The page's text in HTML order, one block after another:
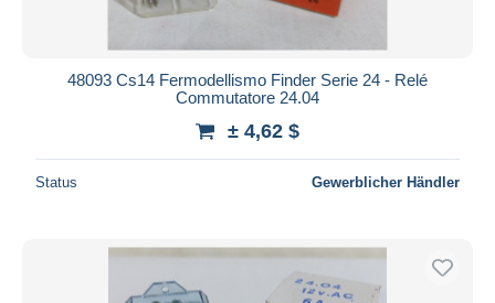
48093 Cs14 Fermodellismo Finder Serie 24 - Relé
Commutatore 24.04
± 4,62 $
Status Gewerblicher Händler